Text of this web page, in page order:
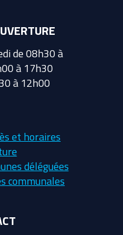
de 08h30 à
à 17h30
à 12h00
et horaires
déléguées
communales